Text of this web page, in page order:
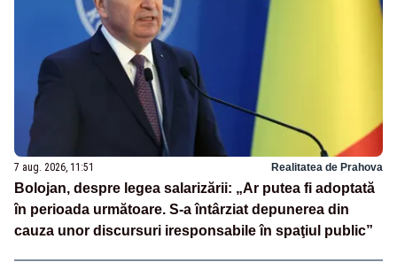
7 aug. 2026, 11:51 Realitatea de Prahova
Bolojan, despre legea salarizării: „Ar putea fi adoptată
în perioada următoare. S-a întârziat depunerea din
cauza unor discursuri iresponsabile în spaţiul public”